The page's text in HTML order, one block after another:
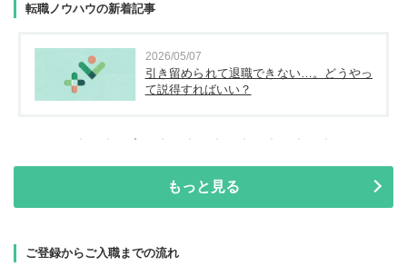
転職ノウハウの新着記事
2026/05/07
引き留められて退職できない…。どうやっ
て説得すればいい？
もっと見る
ご登録からご入職までの流れ